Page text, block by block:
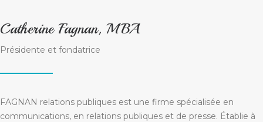
Catherine Fagnan, MBA
Présidente et fondatrice
FAGNAN relations publiques est une firme spécialisée en
communications, en relations publiques et de presse. Établie à